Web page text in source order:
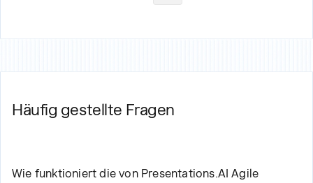
Häufig gestellte Fragen
Wie funktioniert die von Presentations.AI Agile